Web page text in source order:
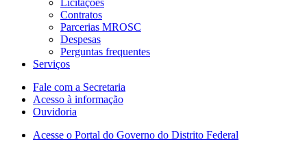
Licitações
Contratos
Parcerias MROSC
Despesas
Perguntas frequentes
Serviços
Fale com a Secretaria
Acesso à informação
Ouvidoria
Acesse o Portal do Governo do Distrito Federal